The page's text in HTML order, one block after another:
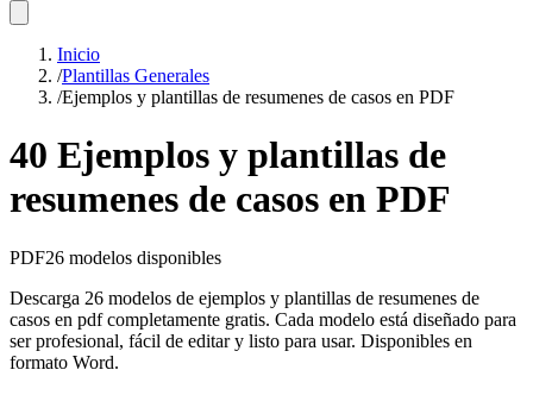
Inicio
/Plantillas Generales
/Ejemplos y plantillas de resumenes de casos en PDF
40 Ejemplos y plantillas de
resumenes de casos en PDF
PDF26 modelos disponibles
Descarga 26 modelos de ejemplos y plantillas de resumenes de
casos en pdf completamente gratis. Cada modelo está diseñado para
ser profesional, fácil de editar y listo para usar. Disponibles en
formato Word.